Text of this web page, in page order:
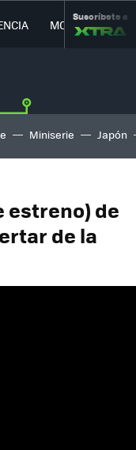
MOVILIDAD
Suscríbete a
Miniserie Japón
estreno) de
de la